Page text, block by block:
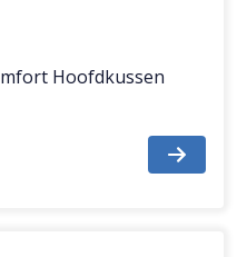
Hoofdkussen